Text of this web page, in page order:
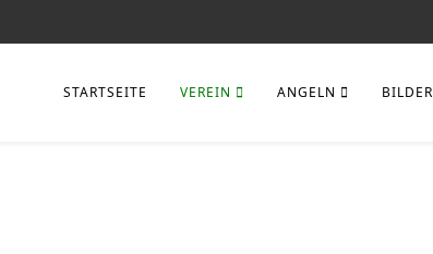
STARTSEITE VEREIN ANGELN BILDER